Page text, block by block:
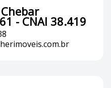
- CNAI 38.419